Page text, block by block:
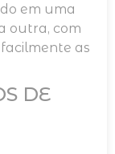
em uma
outra, com
as
DE